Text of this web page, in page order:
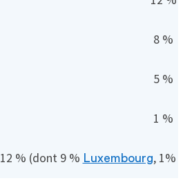
8 %
5 %
1 %
12 % (dont 9 % Luxembourg, 1%